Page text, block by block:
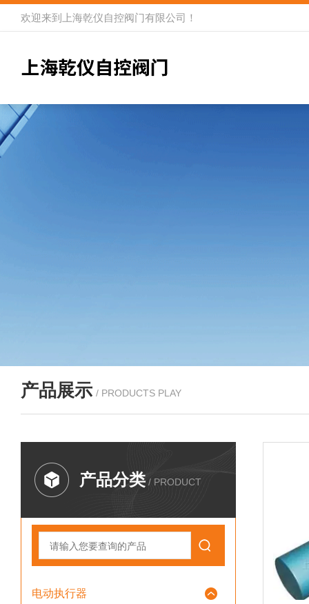
欢迎来到 上海乾仪自控阀门有限公司 ！
产品展示 / PRODUCTS PLAY
产品分类 / PRODUCT
电动执行器